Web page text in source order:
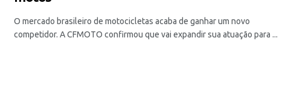
O mercado brasileiro de motocicletas acaba de ganhar um novo
competidor. A CFMOTO confirmou que vai expandir sua atuação para ...